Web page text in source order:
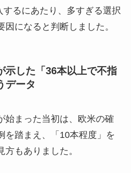
るにあたり、多すぎる選択
因になると判断しました。
示した「36本以上で不指
データ
始まった当初は、欧米の確
を踏まえ、「10本程度」を
もありました。